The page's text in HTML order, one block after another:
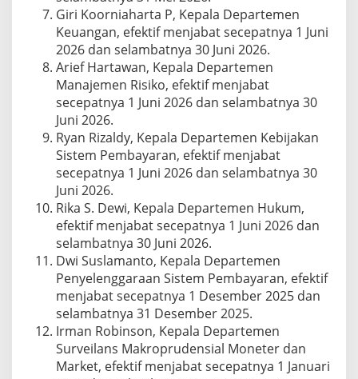
Giri Koorniaharta P, Kepala Departemen
Keuangan, efektif menjabat secepatnya 1 Juni
2026 dan selambatnya 30 Juni 2026.
Arief Hartawan, Kepala Departemen
Manajemen Risiko, efektif menjabat
secepatnya 1 Juni 2026 dan selambatnya 30
Juni 2026.
Ryan Rizaldy, Kepala Departemen Kebijakan
Sistem Pembayaran, efektif menjabat
secepatnya 1 Juni 2026 dan selambatnya 30
Juni 2026.
Rika S. Dewi, Kepala Departemen Hukum,
efektif menjabat secepatnya 1 Juni 2026 dan
selambatnya 30 Juni 2026.
Dwi Suslamanto, Kepala Departemen
Penyelenggaraan Sistem Pembayaran, efektif
menjabat secepatnya 1 Desember 2025 dan
selambatnya 31 Desember 2025.
Irman Robinson, Kepala Departemen
Surveilans Makroprudensial Moneter dan
Market, efektif menjabat secepatnya 1 Januari